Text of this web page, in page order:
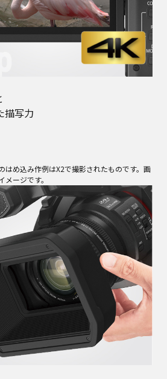
描写力
はめ込み作例はX2で撮影されたものです。画
ージです。